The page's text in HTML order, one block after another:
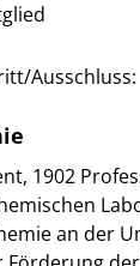
Ausschluss:
1902
an der